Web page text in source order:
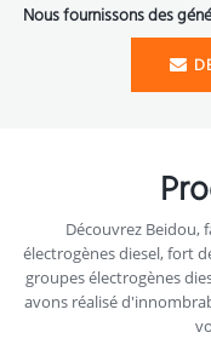
Nous fournissons des
Découvrez Beidou,
électrogènes diesel, fort
groupes électrogènes
avons réalisé